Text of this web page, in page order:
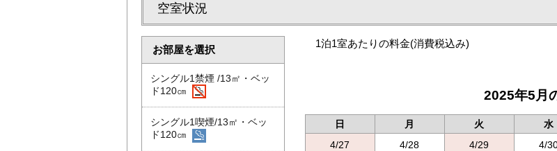
空室状況
お部屋を選択
シングル1禁煙 /13㎡・ベッ
ド120㎝
シングル1喫煙/13㎡・ベッ
ド120㎝
1泊1室あたりの料金(消費税込み)
2025年5月
日 月 火 水
4/27
4/28 4/29 4/